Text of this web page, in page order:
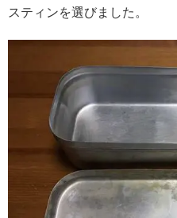
スティンを選びました。